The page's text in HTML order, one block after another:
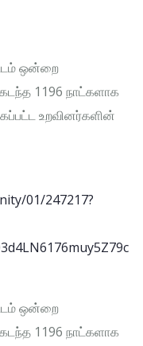
ஒன்றை
1196 நாட்களாக
உறவினர்களின்
01/247217?
ஒன்றை
1196 நாட்களாக